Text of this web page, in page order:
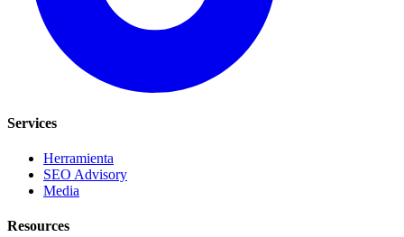
Services
Herramienta
SEO Advisory
Media
Resources